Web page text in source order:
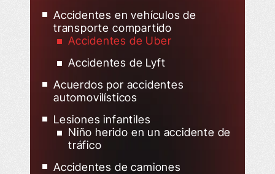
Accidentes en vehículos de
transporte compartido
Accidentes de Uber
Accidentes de Lyft
Acuerdos por accidentes
automovilísticos
Lesiones infantiles
Niño herido en un accidente de
tráfico
Accidentes de camiones